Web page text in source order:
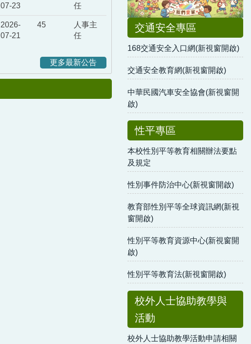
07-23
任
2026-
07-21
45
人事主
任
更多最新公告
交通安全專區
168交通安全入口網(新視窗開啟)
交通安全教育網(新視窗開啟)
中華民國汽車安全協會(新視窗開
啟)
性平專區
本校性別平等教育相關辦法要點
及規定
性別事件防治中心(新視窗開啟)
教育部性別平等全球資訊網(新視
窗開啟)
性別平等教育資源中心(新視窗開
啟)
性別平等教育法(新視窗開啟)
校外人士協助教學與
活動
校外人士協助教學活動申請相關